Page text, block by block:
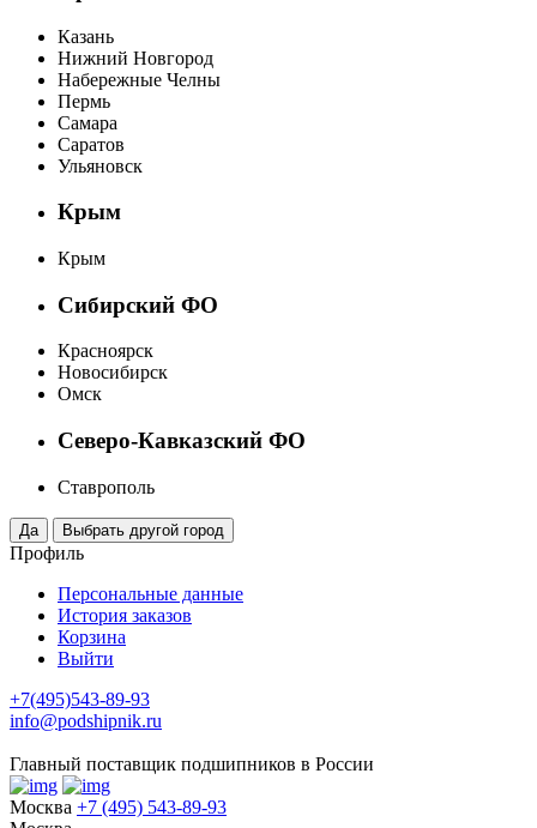
Казань
Нижний Новгород
Набережные Челны
Пермь
Самара
Саратов
Ульяновск
Крым
Крым
Сибирский ФО
Красноярск
Новосибирск
Омск
Северо-Кавказский ФО
Ставрополь
Профиль
Персональные данные
История заказов
Корзина
Выйти
+7(495)543-89-93
info@podshipnik.ru
Главный поставщик подшипников в России
Москва +7 (495) 543-89-93